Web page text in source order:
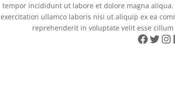
tempor incididunt ut labore et dolore magna
exercitation ullamco laboris nisi ut aliquip ex ea
reprehenderit in voluptate velit esse